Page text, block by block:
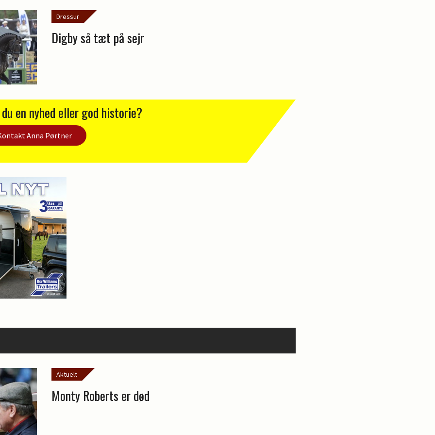
Dressur
Digby så tæt på sejr
en nyhed eller god historie?
Anna Pørtner
Aktuelt
Monty Roberts er død